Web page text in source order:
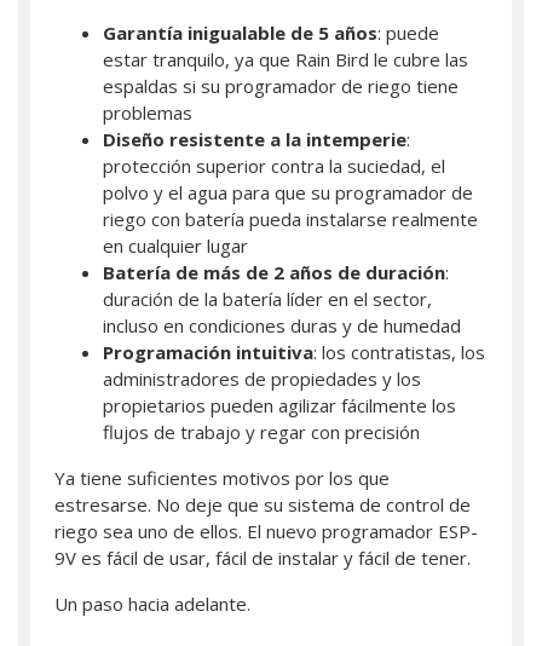
Garantía inigualable de 5 años: puede
estar tranquilo, ya que Rain Bird le cubre las
espaldas si su programador de riego tiene
problemas
Diseño resistente a la intemperie:
protección superior contra la suciedad, el
polvo y el agua para que su programador de
riego con batería pueda instalarse realmente
en cualquier lugar
Batería de más de 2 años de duración:
duración de la batería líder en el sector,
incluso en condiciones duras y de humedad
Programación intuitiva: los contratistas, los
administradores de propiedades y los
propietarios pueden agilizar fácilmente los
flujos de trabajo y regar con precisión
Ya tiene suficientes motivos por los que
estresarse. No deje que su sistema de control de
riego sea uno de ellos. El nuevo programador ESP-
9V es fácil de usar, fácil de instalar y fácil de tener.
Un paso hacia adelante.